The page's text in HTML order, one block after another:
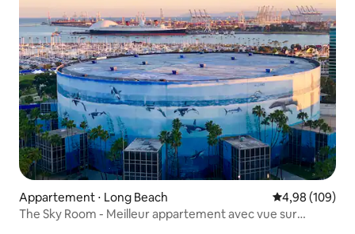
Appartement ⋅ Long Beach Évaluation
4,98 (109)
The Sky Room - Meilleur appartement avec vue sur